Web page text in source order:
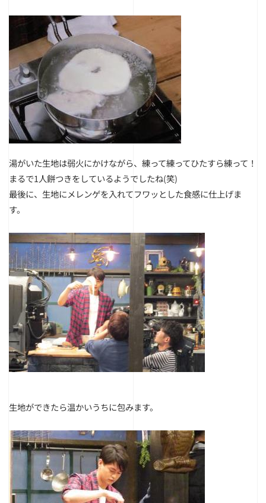
湯がいた生地は弱火にかけながら、練って練ってひたすら練って！
まるで1人餅つきをしているようでしたね(笑)
最後に、生地にメレンゲを入れてフワッとした食感に仕上げま
す。
生地ができたら温かいうちに包みます。